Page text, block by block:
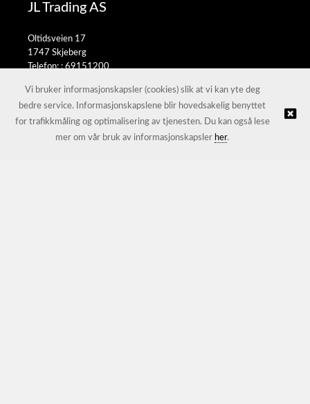
JL Trading AS
Oltidsveien 17
1747 Skjeberg
Telefon: :69151200
© JL Trading AS |Nettbutikk levert av Kréatif
Vi bruker informasjonskapsler (cookies) slik at vi kan yte deg
bedre service. Informasjonskapslene blir hovedsakelig benyttet
for trafikkmåling og optimalisering av tjenesten. Du kan også lese
mer om vår bruk av informasjonskapsler her.